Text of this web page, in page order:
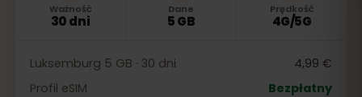
Ważność
30 dni
Dane
5 GB
Prędkość
4G/5G
Luksemburg 5 GB · 30 dni
4,99 €
Profil eSIM
Bezpłatny